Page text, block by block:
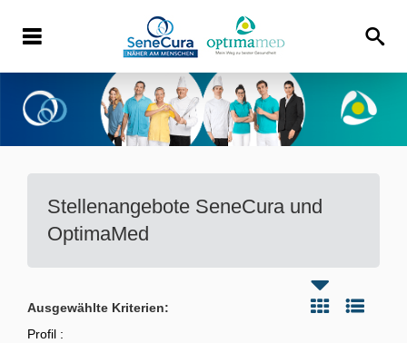
Stellenangebote SeneCura und
OptimaMed
Ausgewählte Kriterien:
Profil :